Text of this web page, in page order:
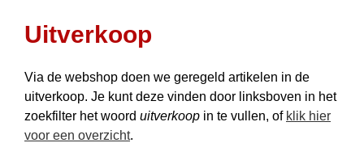
Uitverkoop
Via de webshop doen we geregeld artikelen in de
uitverkoop. Je kunt deze vinden door linksboven in het
zoekfilter het woord uitverkoop in te vullen, of klik hier
voor een overzicht.